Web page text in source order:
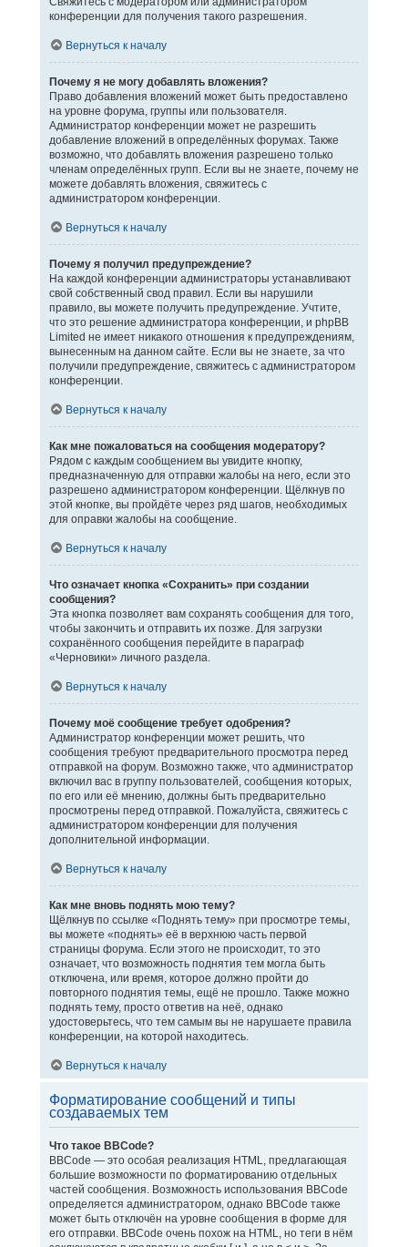
конференции для получения такого разрешения.
Вернуться к началу
Почему я не могу добавлять вложения?
Право добавления вложений может быть предоставлено
на уровне форума, группы или пользователя.
Администратор конференции может не разрешить
добавление вложений в определённых форумах. Также
возможно, что добавлять вложения разрешено только
членам определённых групп. Если вы не знаете, почему не
можете добавлять вложения, свяжитесь с
администратором конференции.
Вернуться к началу
Почему я получил предупреждение?
На каждой конференции администраторы устанавливают
свой собственный свод правил. Если вы нарушили
правило, вы можете получить предупреждение. Учтите,
что это решение администратора конференции, и phpBB
Limited не имеет никакого отношения к предупреждениям,
вынесенным на данном сайте. Если вы не знаете, за что
получили предупреждение, свяжитесь с администратором
конференции.
Вернуться к началу
Как мне пожаловаться на сообщения модератору?
Рядом с каждым сообщением вы увидите кнопку,
предназначенную для отправки жалобы на него, если это
разрешено администратором конференции. Щёлкнув по
этой кнопке, вы пройдёте через ряд шагов, необходимых
для оправки жалобы на сообщение.
Вернуться к началу
Что означает кнопка «Сохранить» при создании
сообщения?
Эта кнопка позволяет вам сохранять сообщения для того,
чтобы закончить и отправить их позже. Для загрузки
сохранённого сообщения перейдите в параграф
«Черновики» личного раздела.
Вернуться к началу
Почему моё сообщение требует одобрения?
Администратор конференции может решить, что
сообщения требуют предварительного просмотра перед
отправкой на форум. Возможно также, что администратор
включил вас в группу пользователей, сообщения которых,
по его или её мнению, должны быть предварительно
просмотрены перед отправкой. Пожалуйста, свяжитесь с
администратором конференции для получения
дополнительной информации.
Вернуться к началу
Как мне вновь поднять мою тему?
Щёлкнув по ссылке «Поднять тему» при просмотре темы,
вы можете «поднять» её в верхнюю часть первой
страницы форума. Если этого не происходит, то это
означает, что возможность поднятия тем могла быть
отключена, или время, которое должно пройти до
повторного поднятия темы, ещё не прошло. Также можно
поднять тему, просто ответив на неё, однако
удостоверьтесь, что тем самым вы не нарушаете правила
конференции, на которой находитесь.
Вернуться к началу
Форматирование сообщений и типы
создаваемых тем
Что такое BBCode?
BBCode — это особая реализация HTML, предлагающая
большие возможности по форматированию отдельных
частей сообщения. Возможность использования BBCode
определяется администратором, однако BBCode также
может быть отключён на уровне сообщения в форме для
его отправки. BBCode очень похож на HTML, но теги в нём